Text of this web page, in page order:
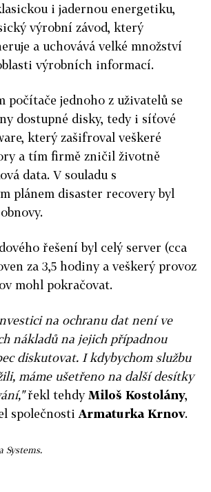
i jadernou energetiku,
výrobní závod, který
a uchovává velké množství
výrobních informací.
počítače jednoho z uživatelů se
dostupné disky, tedy i síťové
který zašifroval veškeré
a tím firmě zničil životně
data. V souladu s
plánem disaster recovery byl
řešení byl celý server (cca
za 3,5 hodiny a veškerý provoz
mohl pokračovat.
na ochranu dat není ve
nákladů na jejich případnou
diskutovat. I kdybychom službu
máme ušetřeno na další desítky
řekl tehdy Miloš Kostolány,
společnosti Armaturka Krnov.
Systems.